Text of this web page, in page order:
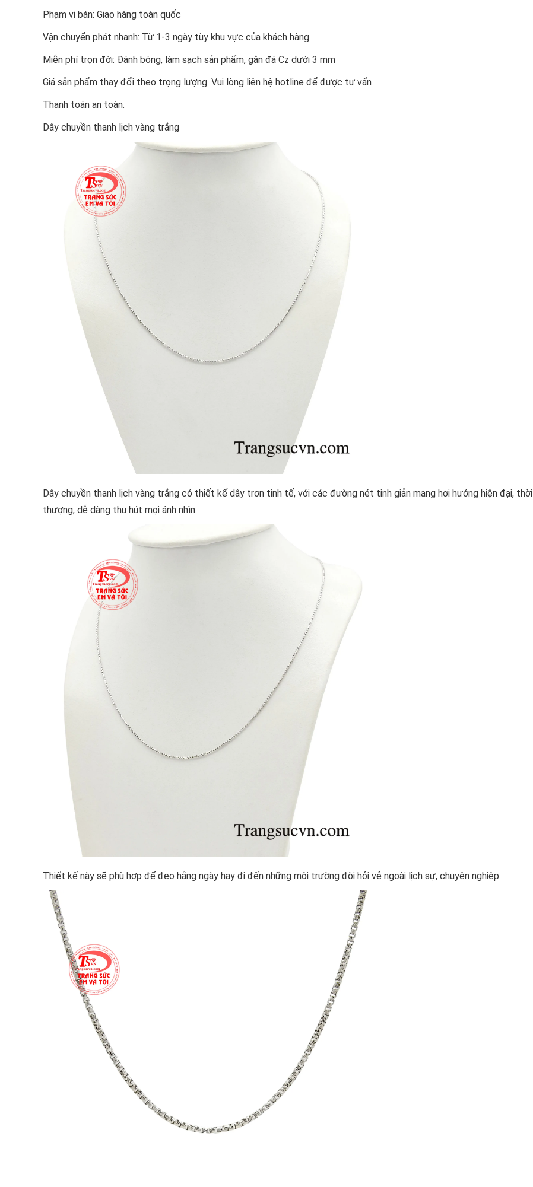
Phạm vi bán: Giao hàng toàn quốc
Vận chuyển phát nhanh: Từ 1-3 ngày tùy khu vực của khách hàng
Miễn phí trọn đời: Đánh bóng, làm sạch sản phẩm, gắn đá Cz dưới 3 mm
Giá sản phẩm thay đổi theo trọng lượng. Vui lòng liên hệ hotline để được tư vấn
Thanh toán an toàn.
Dây chuyền thanh lịch vàng trắng
Dây chuyền thanh lịch vàng trắng có thiết kế dây trơn tinh tế, với các đường nét tinh giản mang hơi hướng hiện đại, thời
thượng, dễ dàng thu hút mọi ánh nhìn.
Thiết kế này sẽ phù hợp để đeo hằng ngày hay đi đến những môi trường đòi hỏi vẻ ngoài lịch sự, chuyên nghiệp.